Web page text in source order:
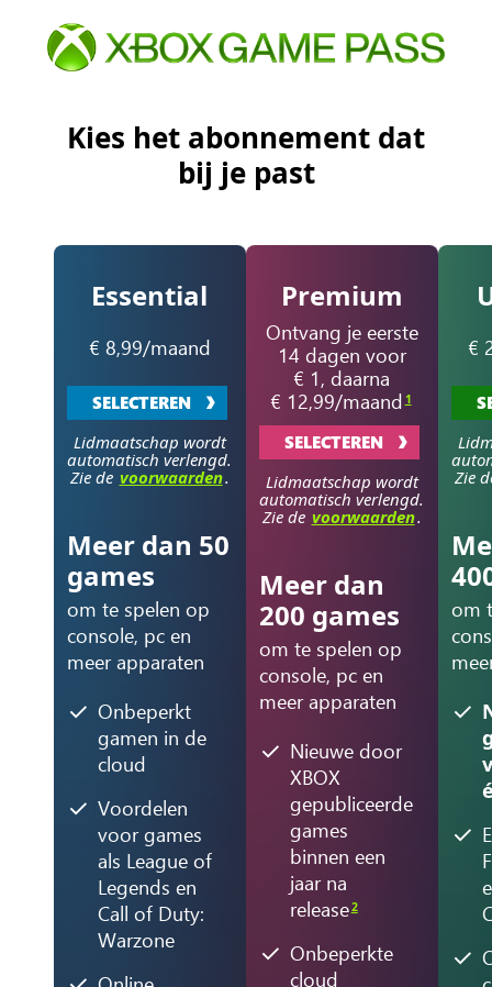
Kies het abonnement dat
bij je past
Essential
€ 8,99/maand
SELECTEREN
Lidmaatschap wordt
automatisch verlengd.
Zie de voorwaarden.
Meer dan 50
games
om te spelen op
console, pc en
meer apparaten
Onbeperkt
gamen in de
cloud
Voordelen
voor games
als League of
Legends en
Call of Duty:
Warzone
Premium
Ontvang je eerste
14 dagen voor
€ 1, daarna
€ 12,99/maand 1
SELECTEREN
Lidmaatschap wordt
automatisch verlengd.
Zie de voorwaarden.
Meer dan
200 games
om te spelen op
console, pc en
meer apparaten
Nieuwe door
XBOX
gepubliceerde
games
binnen een
jaar na
release2
Onbeperkte
cloud
€
Zie
om